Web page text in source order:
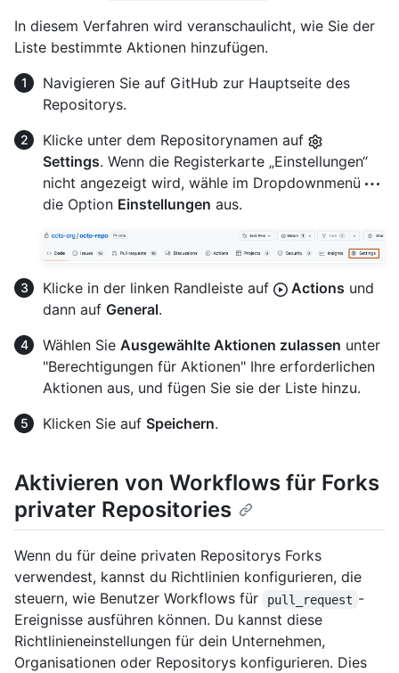
In diesem Verfahren wird veranschaulicht, wie Sie der
Liste bestimmte Aktionen hinzufügen.
Navigieren Sie auf GitHub zur Hauptseite des
Repositorys.
Klicke unter dem Repositorynamen auf
Settings. Wenn die Registerkarte „Einstellungen“
nicht angezeigt wird, wähle im Dropdownmenü
die Option Einstellungen aus.
Klicke in der linken Randleiste auf Actions und
dann auf General.
Wählen Sie Ausgewählte Aktionen zulassen unter
"Berechtigungen für Aktionen" Ihre erforderlichen
Aktionen aus, und fügen Sie sie der Liste hinzu.
Klicken Sie auf Speichern.
Aktivieren von Workflows für Forks
privater Repositories
Wenn du für deine privaten Repositorys Forks
verwendest, kannst du Richtlinien konfigurieren, die
steuern, wie Benutzer Workflows für
pull_request -
Ereignisse ausführen können. Du kannst diese
Richtlinieneinstellungen für dein Unternehmen,
Organisationen oder Repositorys konfigurieren. Dies